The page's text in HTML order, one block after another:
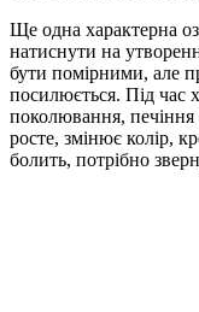
Ще одна характерна
натиснути на
бути помірними, але
посилюється. Під час
поколювання,
росте, змінює колір,
болить, потрібно